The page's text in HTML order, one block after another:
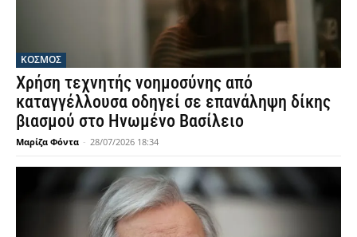
ΚΟΣΜΟΣ
Χρήση τεχνητής νοημοσύνης από
καταγγέλλουσα οδηγεί σε επανάληψη δίκης
βιασμού στο Ηνωμένο Βασίλειο
Μαρίζα Φόντα - 28/07/2026 18:34